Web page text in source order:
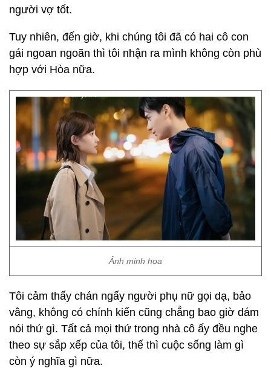
người vợ tốt.
Tuy nhiên, đến giờ, khi chúng tôi đã có hai cô con
gái ngoan ngoãn thì tôi nhận ra mình không còn phù
hợp với Hòa nữa.
Ảnh minh họa
Tôi cảm thấy chán ngấy người phụ nữ gọi dạ, bảo
vâng, không có chính kiến cũng chẳng bao giờ dám
nói thứ gì. Tất cả mọi thứ trong nhà cô ấy đều nghe
theo sự sắp xếp của tôi, thế thì cuộc sống làm gì
còn ý nghĩa gì nữa.